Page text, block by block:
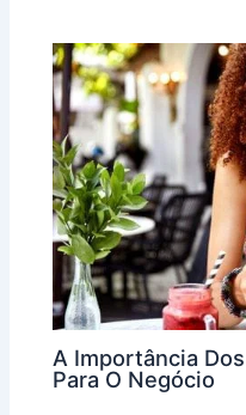
A Importância
Para O Negócio